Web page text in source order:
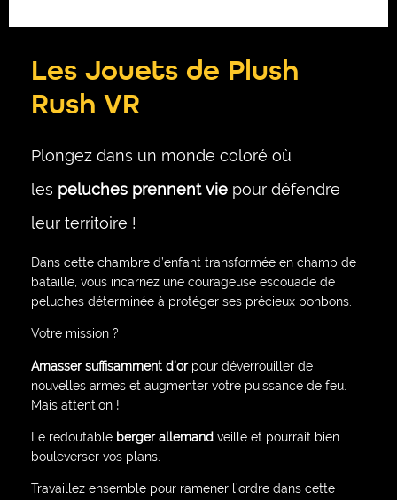
Les Jouets de Plush
Rush VR
Plongez dans un monde coloré où
les peluches prennent vie pour défendre
leur territoire !
Dans cette chambre d’enfant transformée en champ de
bataille, vous incarnez une courageuse escouade de
peluches déterminée à protéger ses précieux bonbons.
Votre mission ?
Amasser suffisamment d’orpour déverrouiller de
nouvelles armes et augmenter votre puissance de feu.
Mais attention !
Le redoutable berger allemand veille et pourrait bien
bouleverser vos plans.
Travaillez ensemble pour ramener l’ordre dans cette